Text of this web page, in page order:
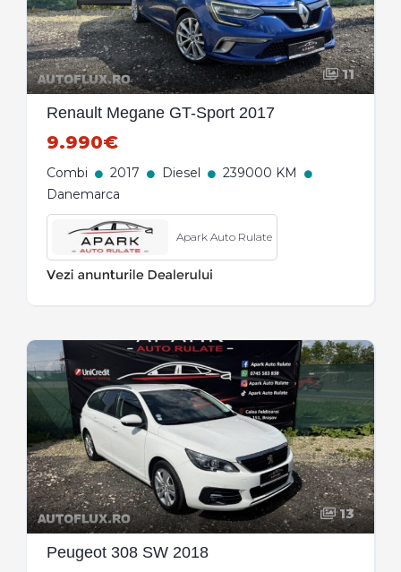
11
Renault Megane GT-Sport 2017
9.990€
Combi 2017 Diesel
239000 KM
Danemarca
Apark Auto Rulate
13
Peugeot 308 SW 2018